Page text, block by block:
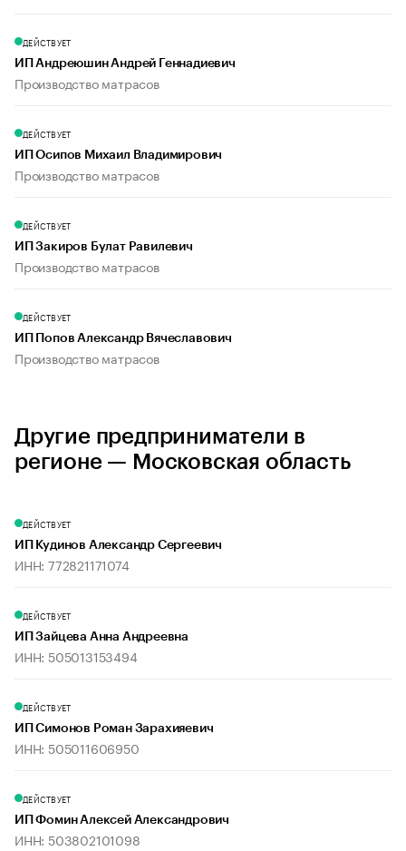
ДЕЙСТВУЕТ
ИП Андреюшин Андрей Геннадиевич
Производство матрасов
ДЕЙСТВУЕТ
ИП Осипов Михаил Владимирович
Производство матрасов
ДЕЙСТВУЕТ
ИП Закиров Булат Равилевич
Производство матрасов
ДЕЙСТВУЕТ
ИП Попов Александр Вячеславович
Производство матрасов
Другие предприниматели в
регионе — Московская область
ДЕЙСТВУЕТ
ИП Кудинов Александр Сергеевич
ИНН: 772821171074
ДЕЙСТВУЕТ
ИП Зайцева Анна Андреевна
ИНН: 505013153494
ДЕЙСТВУЕТ
ИП Симонов Роман Зарахияевич
ИНН: 505011606950
ДЕЙСТВУЕТ
ИП Фомин Алексей Александрович
ИНН: 503802101098